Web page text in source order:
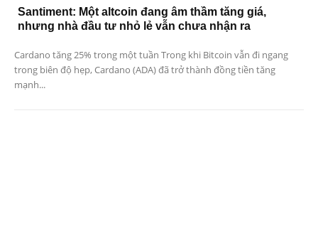
Santiment: Một altcoin đang âm thầm tăng giá,
nhưng nhà đầu tư nhỏ lẻ vẫn chưa nhận ra
Cardano tăng 25% trong một tuần Trong khi Bitcoin vẫn đi ngang
trong biên độ hẹp, Cardano (ADA) đã trở thành đồng tiền tăng
mạnh...